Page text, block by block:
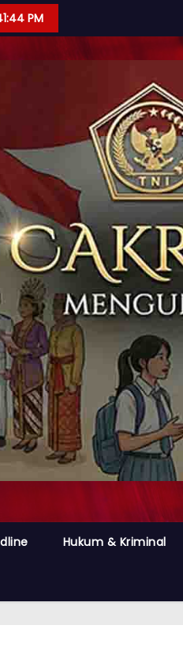
PM
Hukum & Kriminal